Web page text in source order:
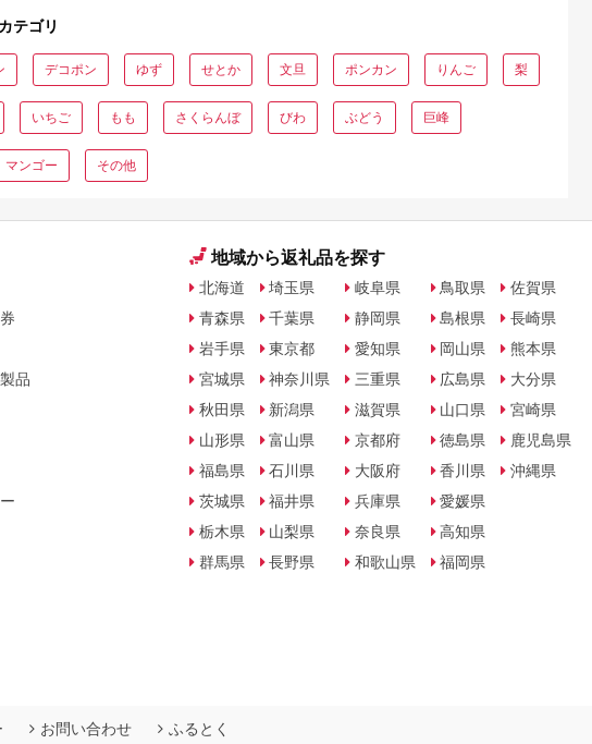
テゴリ
デコポン ゆず せとか 文旦 ポンカン りんご 梨
いちご もも さくらんぼ びわ ぶどう 巨峰
マンゴー その他
品
地域から返礼品を探す
北海道
青森県
岩手県
宮城県
秋田県
山形県
福島県
茨城県
栃木県
群馬県
埼玉県
千葉県
東京都
神奈川県
新潟県
富山県
石川県
福井県
山梨県
長野県
岐阜県
静岡県
愛知県
三重県
滋賀県
京都府
大阪府
兵庫県
奈良県
和歌山県
鳥取県
島根県
岡山県
広島県
山口県
徳島県
香川県
愛媛県
高知県
福岡県
佐賀県
長崎県
熊本県
大分県
宮崎県
鹿児島県
沖縄県
お問い合わせ ふるとく